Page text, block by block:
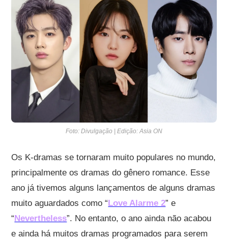
Foto: Divulgação | Edição: Asia ON
Os K-dramas se tornaram muito populares no mundo,
principalmente os dramas do gênero romance. Esse
ano já tivemos alguns lançamentos de alguns dramas
muito aguardados como “Love Alarme 2” e
“Nevertheless”. No entanto, o ano ainda não acabou
e ainda há muitos dramas programados para serem